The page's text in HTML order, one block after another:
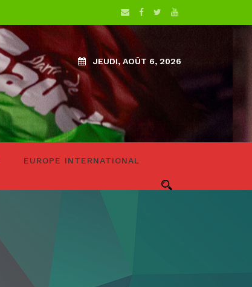
JEUDI, AOÛT 6, 2026
EUROPE INTERNATIONAL